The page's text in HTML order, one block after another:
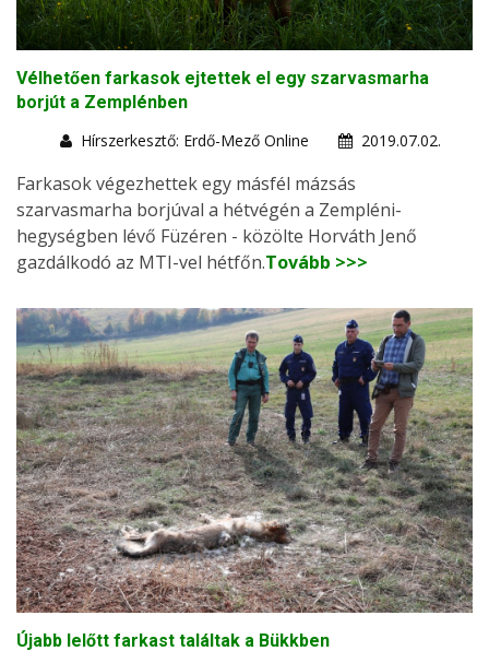
Vélhetően farkasok ejtettek el egy szarvasmarha
borjút a Zemplénben
Hírszerkesztő: Erdő-Mező Online
2019.07.02.
Farkasok végezhettek egy másfél mázsás
szarvasmarha borjúval a hétvégén a Zempléni-
hegységben lévő Füzéren - közölte Horváth Jenő
gazdálkodó az MTI-vel hétfőn.Tovább >>>
Újabb lelőtt farkast találtak a Bükkben